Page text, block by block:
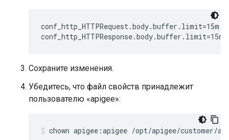
conf_http_HTTPRequest.body.buffer.limit=15m
conf_http_HTTPResponse.body.buffer.limit=15m
Сохраните изменения.
Убедитесь, что файл свойств принадлежит
пользователю «apigee»:
chown apigee:apigee /opt/apigee/customer/